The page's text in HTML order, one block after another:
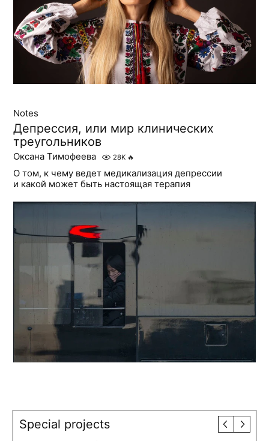
Notes
Депрессия, или мир клинических
треугольников
Оксана Тимофеева 28K 🔥
О том, к чему ведет медикализация депрессии
и какой может быть настоящая терапия
Special projects